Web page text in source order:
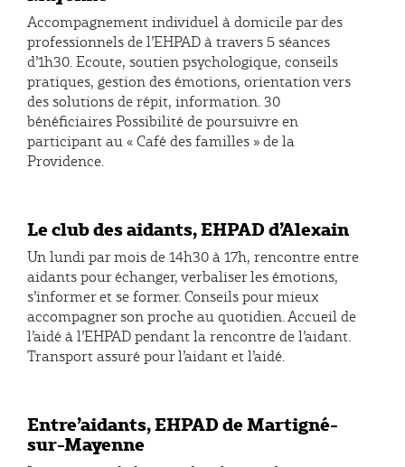
Accompagnement individuel à domicile par des
professionnels de l’EHPAD à travers 5 séances
d’1h30. Ecoute, soutien psychologique, conseils
pratiques, gestion des émotions, orientation vers
des solutions de répit, information. 30
bénéficiaires Possibilité de poursuivre en
participant au « Café des familles » de la
Providence.
Le club des aidants, EHPAD d’Alexain
Un lundi par mois de 14h30 à 17h, rencontre entre
aidants pour échanger, verbaliser les émotions,
s’informer et se former. Conseils pour mieux
accompagner son proche au quotidien. Accueil de
l’aidé à l’EHPAD pendant la rencontre de l’aidant.
Transport assuré pour l’aidant et l’aidé.
Entre’aidants, EHPAD de Martigné-
sur-Mayenne